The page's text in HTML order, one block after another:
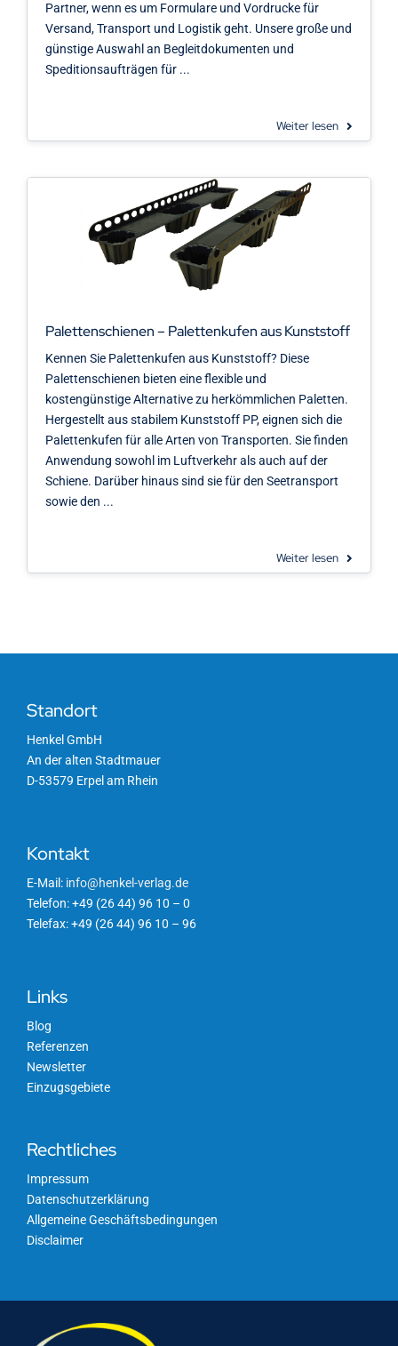
Partner, wenn es um Formulare und Vordrucke für
Versand, Transport und Logistik geht. Unsere große und
günstige Auswahl an Begleitdokumenten und
Speditionsaufträgen für ...
Weiter lesen
Palettenschienen – Palettenkufen aus Kunststoff
Kennen Sie Palettenkufen aus Kunststoff? Diese
Palettenschienen bieten eine flexible und
kostengünstige Alternative zu herkömmlichen Paletten.
Hergestellt aus stabilem Kunststoff PP, eignen sich die
Palettenkufen für alle Arten von Transporten. Sie finden
Anwendung sowohl im Luftverkehr als auch auf der
Schiene. Darüber hinaus sind sie für den Seetransport
sowie den ...
Weiter lesen
Standort
Henkel GmbH
An der alten Stadtmauer
D-53579 Erpel am Rhein
Kontakt
E-Mail: info@henkel-verlag.de
Telefon: +49 (26 44) 96 10 – 0
Telefax: +49 (26 44) 96 10 – 96
Links
Blog
Referenzen
Newsletter
Einzugsgebiete
Rechtliches
Impressum
Datenschutzerklärung
Allgemeine Geschäftsbedingungen
Disclaimer